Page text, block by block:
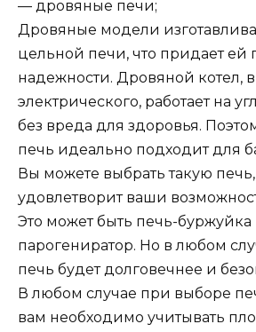
— дровяные печи;
Дровяные модели
цельной печи, что придает ей
надежности. Дровяной котел,
электрического, работает на
без вреда для здоровья.
печь идеально подходит для
Вы можете выбрать такую печь,
удовлетворит ваши
Это может быть печь-буржуйка
парогениратор. Но в любом
печь будет долговечнее и
В любом случае при выборе
вам необходимо учитывать